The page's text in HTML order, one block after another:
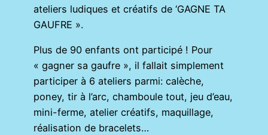
ateliers ludiques et créatifs de ‘GAGNE TA
GAUFRE ».
Plus de 90 enfants ont participé ! Pour
« gagner sa gaufre », il fallait simplement
participer à 6 ateliers parmi: calèche,
poney, tir à l’arc, chamboule tout, jeu d’eau,
mini-ferme, atelier créatifs, maquillage,
réalisation de bracelets…